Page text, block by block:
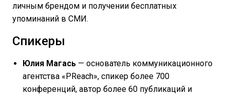
личным брендом и получении бесплатных
упоминаний в СМИ.
Спикеры
Юлия Магась — основатель коммуникационного
агентства «PReach», спикер более 700
конференций, автор более 60 публикаций и